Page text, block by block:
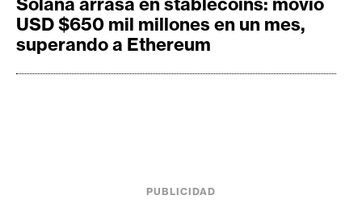
USD $650 mil millones en un mes,
superando a Ethereum
PUBLICIDAD